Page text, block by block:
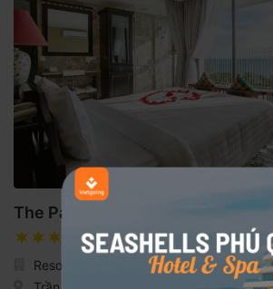
The Palmy Phú Quốc Resort & Spa
Resort - Gần biển